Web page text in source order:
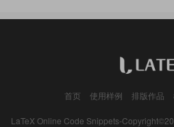
首页 使用样例 排版作品
LaTeX Online Code Snippets-